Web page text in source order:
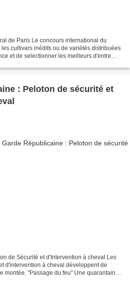
de Paris Le concours international du
cultivars inédits ou de variétés distribuées
et de selectionner les meilleurs d'entre
: Peloton de sécurité et
de Sécurité et d'Intervention à cheval Les
d'intervention à cheval développent de
montée. "Passage du feu" Une quarantaine